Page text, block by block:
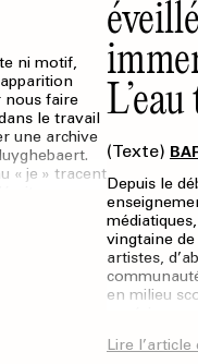
ni motif,
nous faire
le travail
une archive
« je » tracent
(Texte)
Depuis le
vingtaine
artistes,
en milieu
artistique et
Lire